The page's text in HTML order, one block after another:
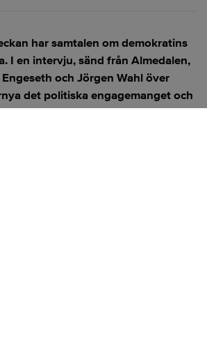
har samtalen om demokratins
I en intervju, sänd från Almedalen,
och Jörgen Wahl över
det politiska engagemanget och
kan användas för att överbrygga